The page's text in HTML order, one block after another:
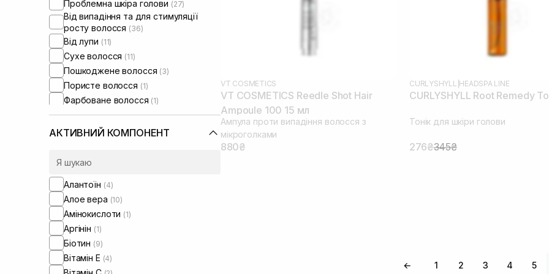
Проблемна шкіра голови (27)
Від випадіння та для стимуляції
росту волосся (36)
Від лупи (11)
Сухе волосся (11)
Пошкоджене волосся (3)
Пористе волосся (1)
Фарбоване волосся (1)
Тонке волосся(19)
Ламке волосся(4)
Для відновлення волосся
АКТИВНИЙ КОМПОНЕНТ
Алантоїн (4)
Алое вера (10)
Амінокислоти (1)
Аргінін (1)
Біотин (9)
Вітамін Е (4)
VT COSMETICS
VT COSMETICS Reedle Shot Hair
Ampoule 100 15 мл
Ампула проти випадіння волосся з
мікроголками
880₴
CURLYSHYLL HEADSPA LINE
CURLYSHYLL Root Remedy
Тонік для шкіри голови
276₴345₴
← 1 2 3 4 5